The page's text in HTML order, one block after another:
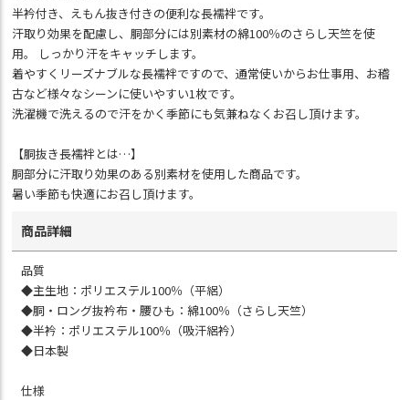
半衿付き、えもん抜き付きの便利な長襦袢です。
汗取り効果を配慮し、胴部分には別素材の綿100％のさらし天竺を使
用。 しっかり汗をキャッチします。
着やすくリーズナブルな長襦袢ですので、通常使いからお仕事用、お稽
古など様々なシーンに使いやすい1枚です。
洗濯機で洗えるので汗をかく季節にも気兼ねなくお召し頂けます。
【胴抜き長襦袢とは…】
胴部分に汗取り効果のある別素材を使用した商品です。
暑い季節も快適にお召し頂けます。
商品詳細
品質
◆主生地：ポリエステル100％（平絽）
◆胴・ロング抜衿布・腰ひも：綿100％（さらし天竺）
◆半衿：ポリエステル100％（吸汗絽衿）
◆日本製
仕様